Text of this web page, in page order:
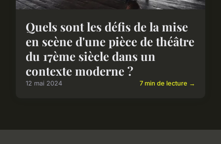
Quels sont les défis de la mise
en scène d'une pièce de théâtre
du 17ème siècle dans un
contexte moderne ?
12 mai 2024 7 min de lecture →